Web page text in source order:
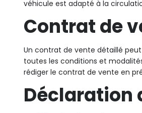
véhicule est adapté à la
Contrat de
Un contrat de vente détaillé
toutes les conditions et
rédiger le contrat de vente en
Déclaration